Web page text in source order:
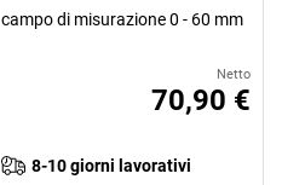
campo di misurazione 0 - 60 mm
Netto
70,90 €
8-10 giorni lavorativi